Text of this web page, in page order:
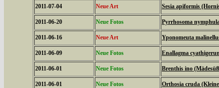
2011-07-04 Neue Art Sesia apiformis
2011-06-20 Neue Fotos Pyrrhosoma
2011-06-16 Neue Art Yponomeuta
2011-06-09 Neue Fotos Enallagma
2011-06-01 Neue Fotos Brenthis ino
2011-06-01 Neue Fotos Orthosia cruda